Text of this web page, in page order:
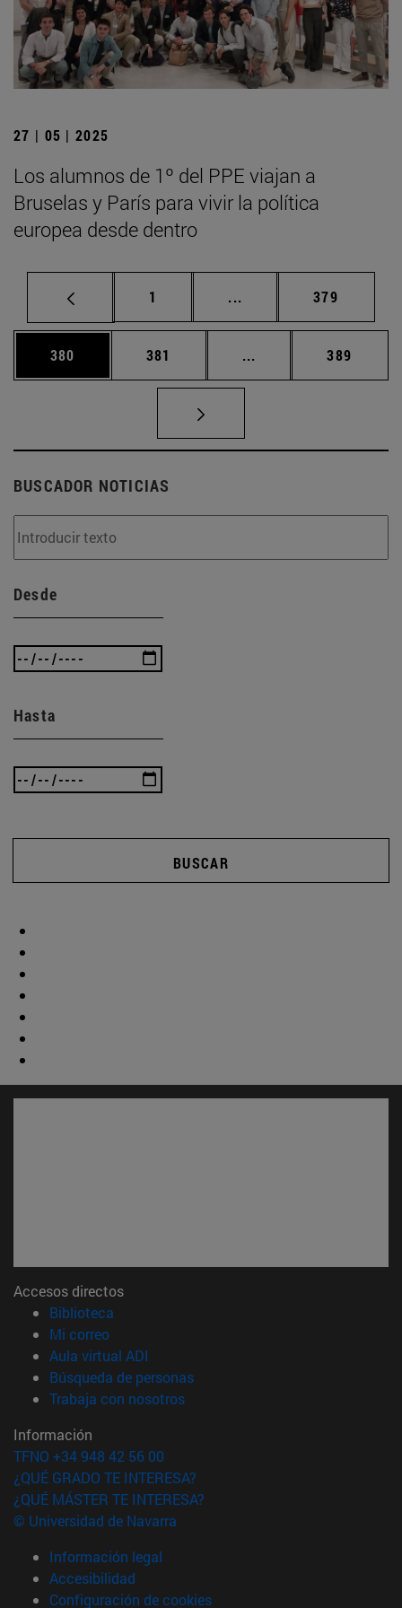
27 | 05 | 2025
Los alumnos de 1º del PPE viajan a
Bruselas y París para vivir la política
europea desde dentro
Página
1 ... Páginas intermedias
Página
379
Página
380 Página
381 ... Páginas intermedias
Página
389
BUSCADOR NOTICIAS
Desde
Hasta
BUSCAR
Accesos directos
Biblioteca
Mi correo(abre en nueva ventana)
Aula virtual ADI
Búsqueda de personas(abre en nueva ventana)
Trabaja con nosotros(abre en nueva ventana)
Información
TFNO +34 948 42 56 00
¿QUÉ GRADO TE INTERESA?
¿QUÉ MÁSTER TE INTERESA?
© Universidad de Navarra
Información legal
Accesibilidad
Configuración de cookies